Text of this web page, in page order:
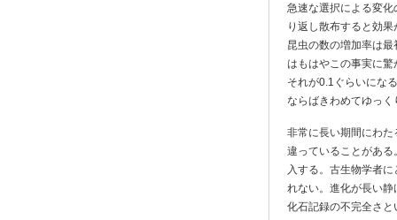
急速な選択による変
り返し散布すると効
昆虫の数の増加率は
はもはやこの事実に
それが0.1ぐらいにな
ならばきわめてゆっ
非常に長い期間にわ
違っていることがあ
入する。古生物学者
れない。進化が長い
化石記録の不完全さ